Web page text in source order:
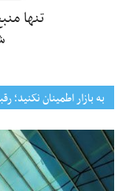
تنها
به بازار اطمینان نکنید؛